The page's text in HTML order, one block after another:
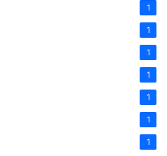
1
1
1
1
1
1
1